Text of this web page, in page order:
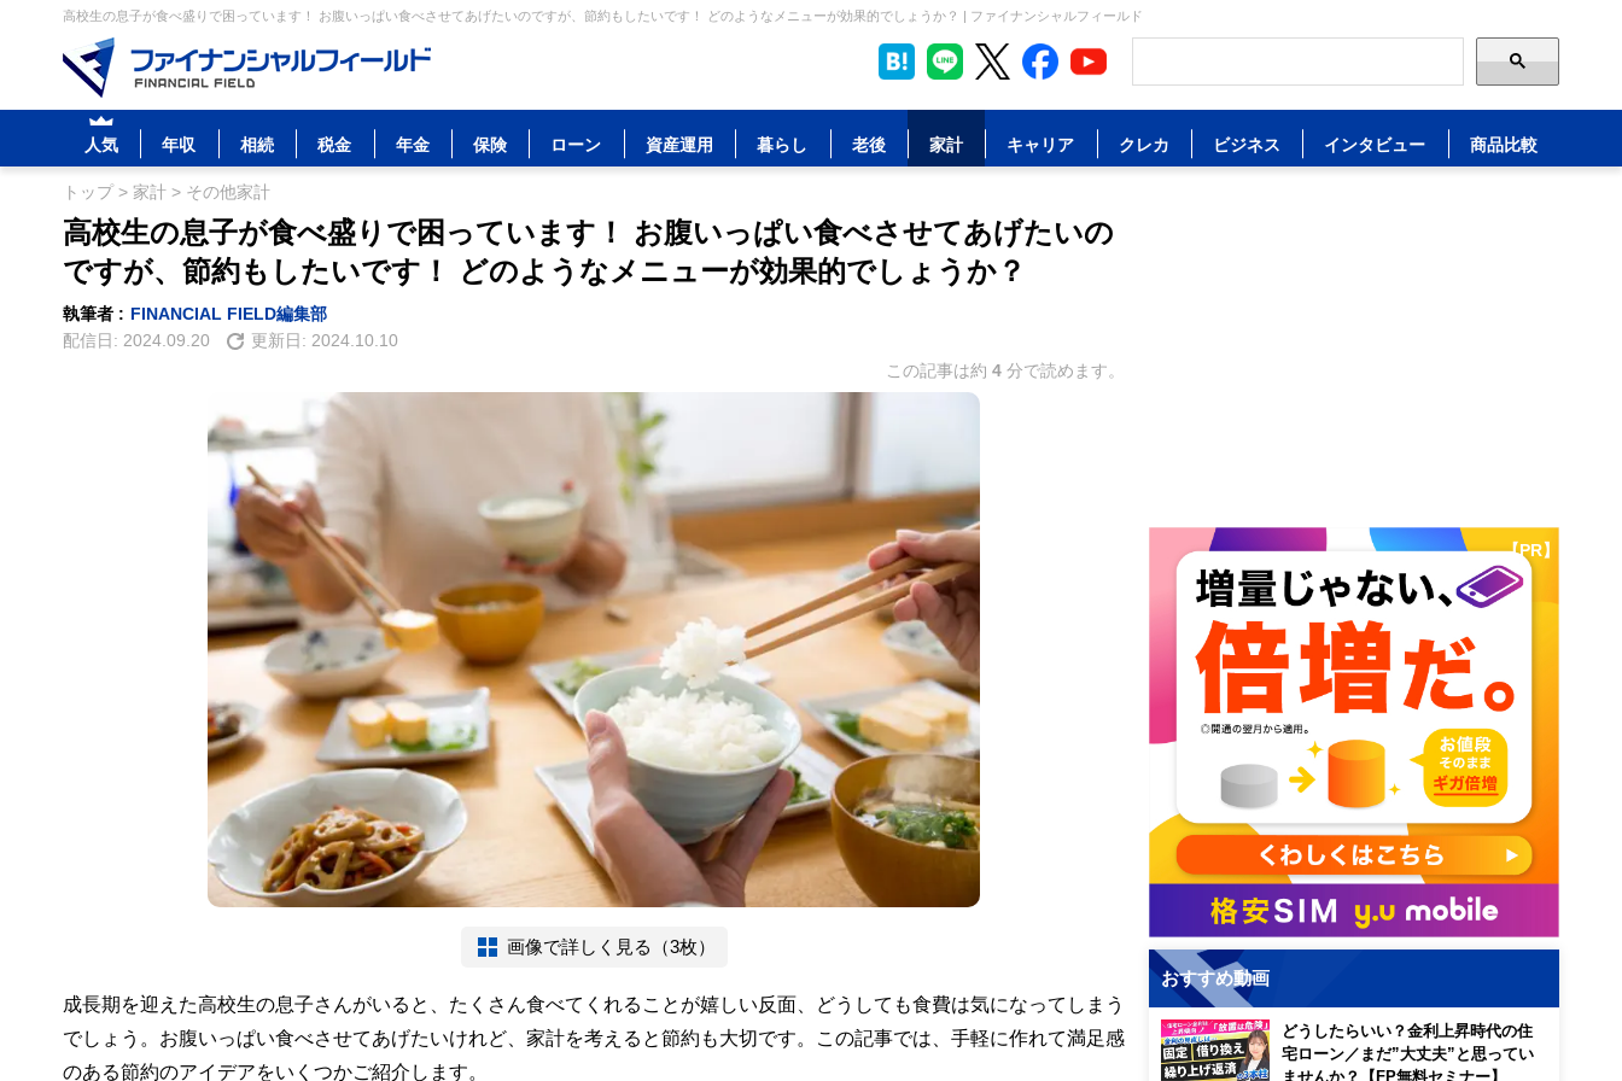
高校生の息子が食べ盛りで困っています！ お腹いっぱい食べさせてあげたいのですが、節約もしたいです！ どのようなメニューが効果的でしょうか？ | ファイナンシャルフィールド
人気 年収 相続 税金 年金 保険 ローン 資産運用 暮らし 老後 家計 キャリア クレカ ビジネス インタビュー 商品比較
トップ> 家計 > その他家計
高校生の息子が食べ盛りで困っています！ お腹いっぱい食べさせてあげたいの
ですが、節約もしたいです！ どのようなメニューが効果的でしょうか？
執筆者 : FINANCIAL FIELD編集部
配信日: 2024.09.20 更新日: 2024.10.10
この記事は約 4 分で読めます。
画像で詳しく見る（3枚）
成長期を迎えた高校生の息子さんがいると、たくさん食べてくれることが嬉しい反面、どうしても食費は気になってしまう
でしょう。お腹いっぱい食べさせてあげたいけれど、家計を考えると節約も大切です。この記事では、手軽に作れて満足感
のある節約のアイデアをいくつかご紹介します。
【PR】
おすすめ動画
どうしたらいい？金利上昇時代の住
宅ローン／まだ”大丈夫”と思ってい
ませんか？【FP無料セミナー】